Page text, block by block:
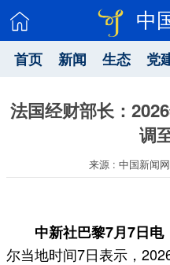
中
首页 新闻 生态 党
法国经财部长：
调
来源 : 中国新闻网
中新社巴黎7月7日电
尔当地时间7日表示，